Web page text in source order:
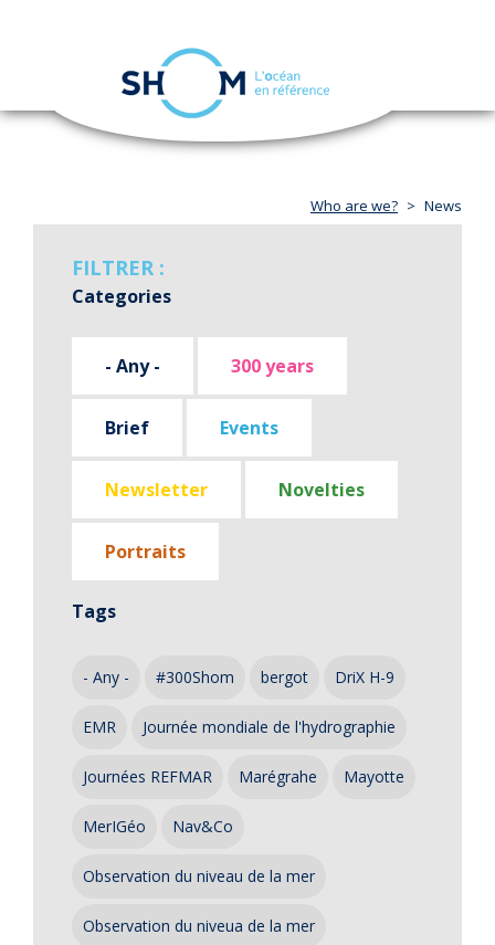
Skip
navigation
Who are we? News
FILTRER :
Categories
- Any - 300 years
Brief Events
Newsletter Novelties
Portraits
Tags
- Any - #300Shom bergot DriX H-9
EMR Journée mondiale de l'hydrographie
Journées REFMAR Marégrahe Mayotte
MerIGéo Nav&Co
Observation du niveau de la mer
Observation du niveua de la mer